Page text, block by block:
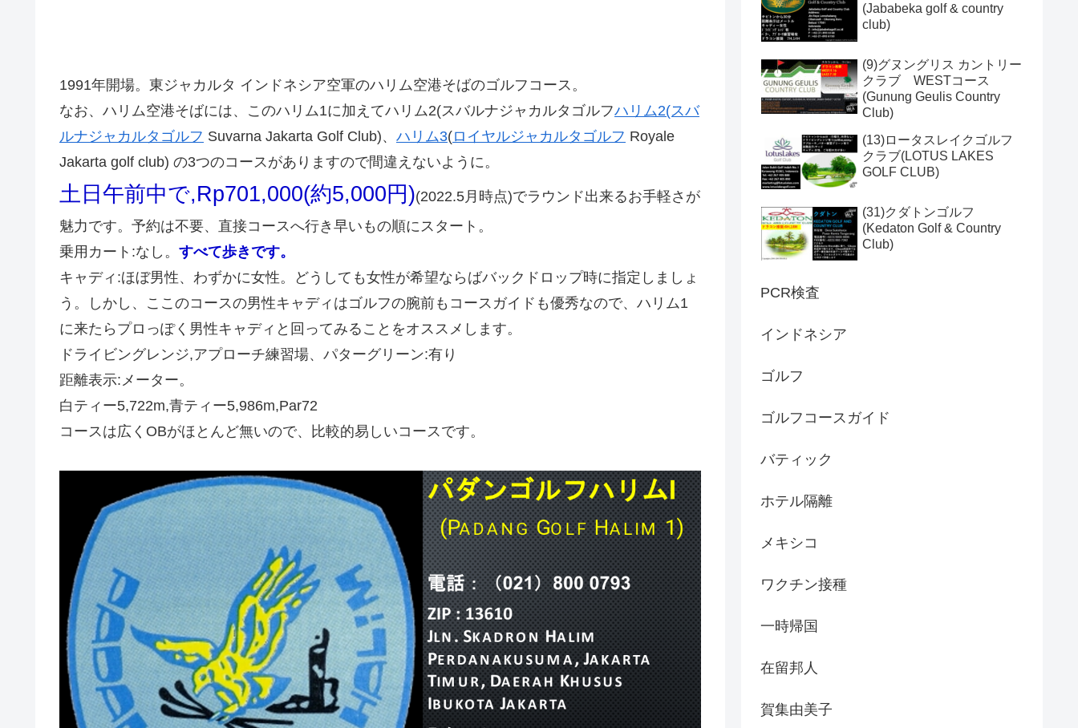
1991年開場。東ジャカルタ インドネシア空軍のハリム空港そばのゴルフコース。
なお、ハリム空港そばには、このハリム1に加えてハリム2(スバルナジャカルタゴルフハリム2(スバ
ルナジャカルタゴルフ Suvarna Jakarta Golf Club)、 ハリム3(ロイヤルジャカルタゴルフ Royale
Jakarta golf club) の3つのコースがありますので間違えないように。
土日午前中で,Rp701,000(約5,000円)(2022.5月時点)でラウンド出来るお手軽さが
魅力です。予約は不要、直接コースへ行き早いもの順にスタート。
乗用カート:なし。 すべて歩きです。
キャディ:ほぼ男性、わずかに女性。どうしても女性が希望ならばバックドロップ時に指定しましょ
う。しかし、ここのコースの男性キャディはゴルフの腕前もコースガイドも優秀なので、ハリム1
に来たらプロっぽく男性キャディと回ってみることをオススメします。
ドライビングレンジ,アプローチ練習場、パターグリーン:有り
距離表示:メーター。
白ティー5,722m,青ティー5,986m,Par72
コースは広くOBがほとんど無いので、比較的易しいコースです。
(Jababeka golf & country
club)
(9)グヌングリス カントリー
クラブ WESTコース
(Gunung Geulis Country
Club)
(13)ロータスレイクゴルフ
クラブ(LOTUS LAKES
GOLF CLUB)
(31)クダトンゴルフ
(Kedaton Golf & Country
Club)
PCR検査
インドネシア
ゴルフ
ゴルフコースガイド
バティック
ホテル隔離
メキシコ
ワクチン接種
一時帰国
在留邦人
賀集由美子